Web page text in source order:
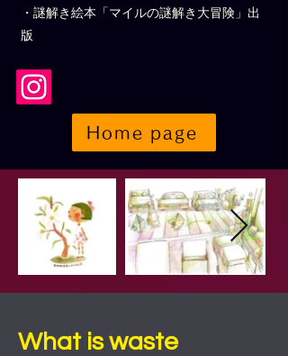
・謎解き絵本「マイルの謎解き大冒険」出
版
Home page
What is waste